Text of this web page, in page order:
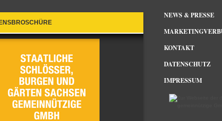
NEWS & PRESSE
KONTAKT
DATENSCHUTZ
IMPRESSUM